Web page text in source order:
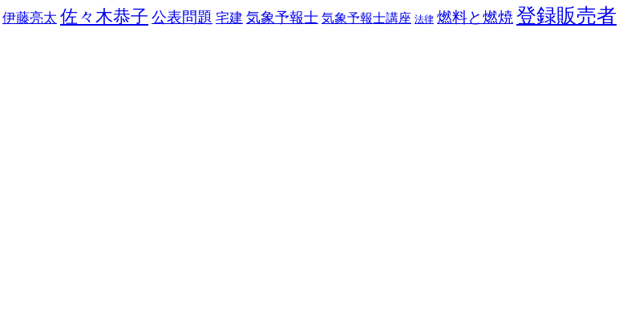
伊藤亮太 佐々木恭子 公表問題 宅建 気象予報士 気象予報士講座 法律 燃料と燃焼 登録販売者